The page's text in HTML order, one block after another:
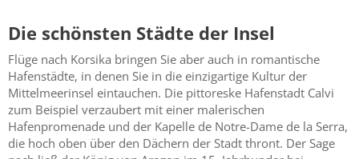
Die schönsten Städte der Insel
Flüge nach Korsika bringen Sie aber auch in romantische
Hafenstädte, in denen Sie in die einzigartige Kultur der
Mittelmeerinsel eintauchen. Die pittoreske Hafenstadt Calvi
zum Beispiel verzaubert mit einer malerischen
Hafenpromenade und der Kapelle de Notre-Dame de la Serra,
die hoch oben über den Dächern der Stadt thront. Der Sage